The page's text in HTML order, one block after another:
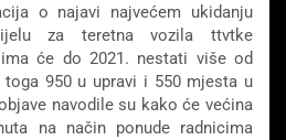
o najavi najvećem ukidanju
za teretna vozila ttvtke
će do 2021. nestati više od
toga 950 u upravi i 550 mjesta u
navodile su kako će većina
na način ponude radnicima